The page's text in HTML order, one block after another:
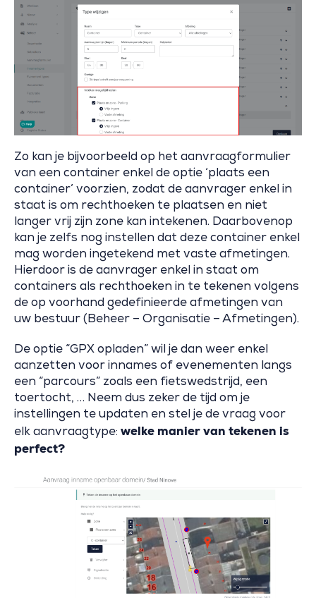
Zo kan je bijvoorbeeld op het aanvraagformulier
van een container enkel de optie ‘plaats een
container’ voorzien, zodat de aanvrager enkel in
staat is om rechthoeken te plaatsen en niet
langer vrij zijn zone kan intekenen. Daarbovenop
kan je zelfs nog instellen dat deze container enkel
mag worden ingetekend met vaste afmetingen.
Hierdoor is de aanvrager enkel in staat om
containers als rechthoeken in te tekenen volgens
de op voorhand gedefinieerde afmetingen van
uw bestuur (Beheer – Organisatie – Afmetingen).
De optie “GPX opladen” wil je dan weer enkel
aanzetten voor innames of evenementen langs
een “parcours” zoals een fietswedstrijd, een
toertocht, … Neem dus zeker de tijd om je
instellingen te updaten en stel je de vraag voor
elk aanvraagtype: welke manier van tekenen is
perfect?